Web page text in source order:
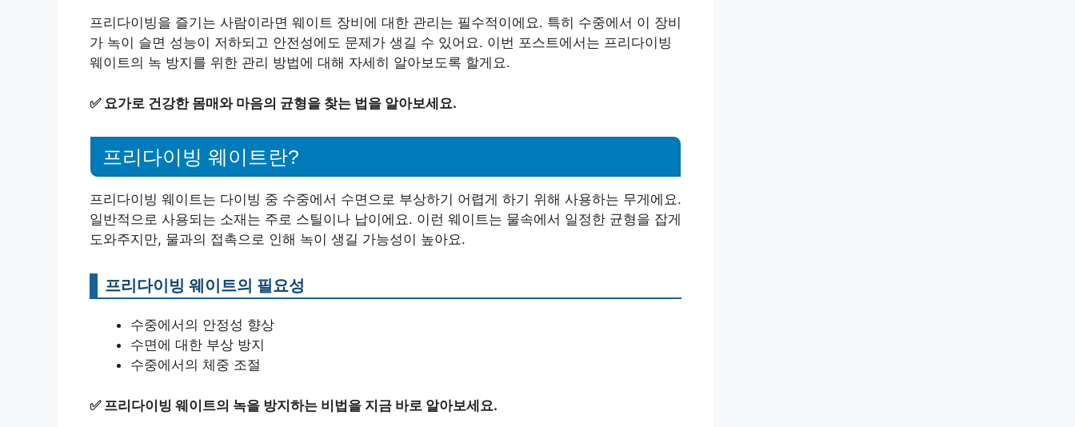
프리다이빙을 즐기는 사람이라면 웨이트 장비에 대한 관리는 필수적이에요. 특히 수중에서 이 장비
가 녹이 슬면 성능이 저하되고 안전성에도 문제가 생길 수 있어요. 이번 포스트에서는 프리다이빙
웨이트의 녹 방지를 위한 관리 방법에 대해 자세히 알아보도록 할게요.
✅ 요가로 건강한 몸매와 마음의 균형을 찾는 법을 알아보세요.
프리다이빙 웨이트란?
프리다이빙 웨이트는 다이빙 중 수중에서 수면으로 부상하기 어렵게 하기 위해 사용하는 무게에요.
일반적으로 사용되는 소재는 주로 스틸이나 납이에요. 이런 웨이트는 물속에서 일정한 균형을 잡게
도와주지만, 물과의 접촉으로 인해 녹이 생길 가능성이 높아요.
프리다이빙 웨이트의 필요성
수중에서의 안정성 향상
수면에 대한 부상 방지
수중에서의 체중 조절
✅ 프리다이빙 웨이트의 녹을 방지하는 비법을 지금 바로 알아보세요.